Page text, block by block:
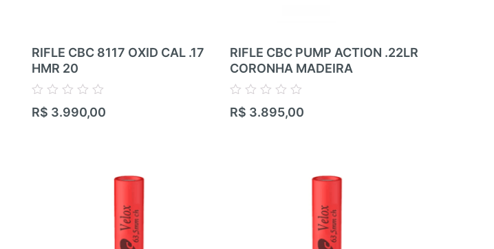
RIFLE CBC 8117 OXID CAL .17
HMR 20
Avaliação
0
R$ 3.990,00
RIFLE CBC PUMP ACTION .22LR
CORONHA MADEIRA
Avaliação
0
R$ 3.895,00